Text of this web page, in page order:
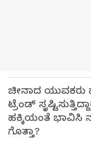
ಚೀನಾದ
ಟ್ರೆಂಡ್
ಹಕ್ಕಿಯಂತೆ ಭಾವಿಸಿ
ಗೊತ್ತಾ?